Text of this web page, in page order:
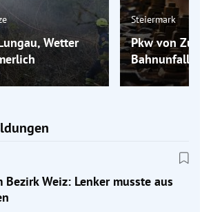
Wetter
Steiermark
Pkw von Zug
Bahnunfall
Weiz: Lenker musste aus